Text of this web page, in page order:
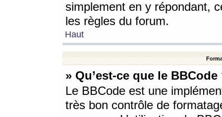
simplement en y répondant,
les règles du forum.
Haut
» Qu’est-ce que le BBCode
Le BBCode est une
très bon contrôle de